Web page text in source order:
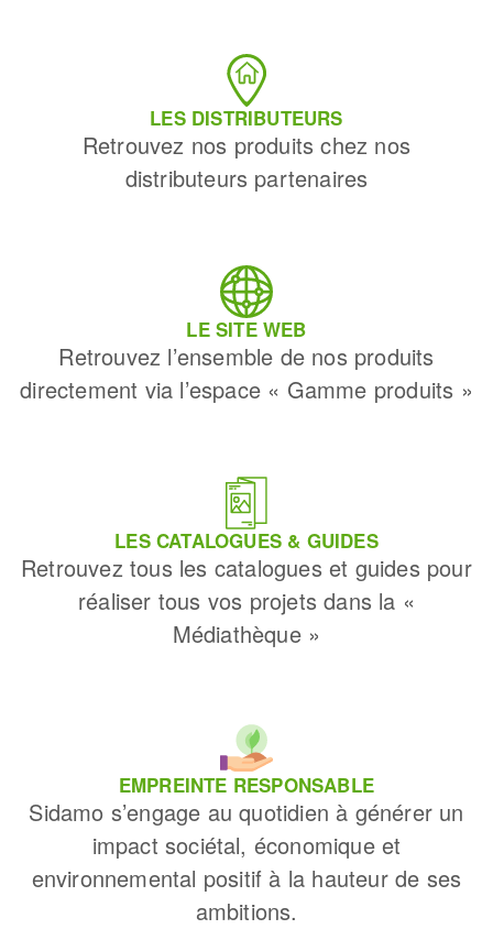
LES DISTRIBUTEURS
Retrouvez nos produits chez nos
distributeurs partenaires
LE SITE WEB
Retrouvez l’ensemble de nos produits
directement via l’espace « Gamme produits »
LES CATALOGUES & GUIDES
Retrouvez tous les catalogues et guides pour
réaliser tous vos projets dans la «
Médiathèque »
EMPREINTE RESPONSABLE
Sidamo s’engage au quotidien à générer un
impact sociétal, économique et
environnemental positif à la hauteur de ses
ambitions.